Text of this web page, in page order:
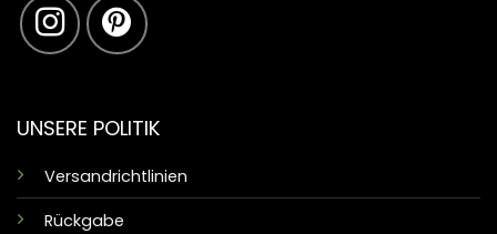
UNSERE POLITIK
Versandrichtlinien
Rückgabe